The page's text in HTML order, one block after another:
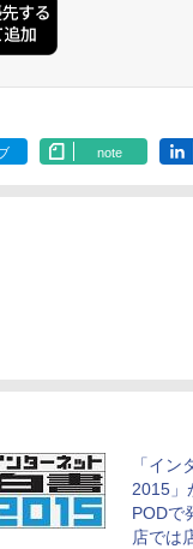
note
「イン
2015」
PODで
店では